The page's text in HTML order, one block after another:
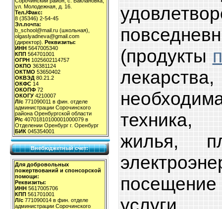
ул. Молодежная, д. 16.
Тел./Факс:
8 (35346) 2-54-45
Эл.почта:
b_school@mail.ru (школьная),
olgaslyadneva@gmail.com
(директор). Реквизиты:
ИНН 5647005340
КПП 564701001
ОГРН 1025602114757
ОКПО 36381124
ОКТМО 53650402
ОКВЭД 80.21.2
ОКФС 14
ОКОПФ 72
ОКОГУ 4210007
Л/с 771090011 в фин. отделе
администрации Сорочинского
района Оренбургской области
Р/с 40701810100001000079 в
Отделении Оренбург г. Оренбург
БИК 045354001
Внебюджетный счет:
Для добровольных
пожертвований и спонсорской
помощи:
Реквизиты:
ИНН 5617005706
КПП 561701001
Л/с 771090014 в фин. отделе
администрации Сорочинского
(продукты
жилья,